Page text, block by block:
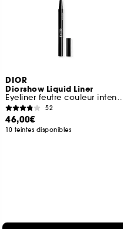
DIOR
Diorshow Liquid Liner
Eyeliner feutre couleur
52
46,00€
10 teintes disponibles